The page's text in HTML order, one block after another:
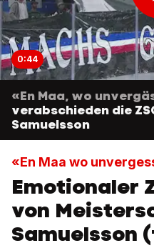
0:44
«En Maa, wo
verabschieden die
Samuelsson
«En Maa wo
Emotionaler
von
Samuelsson